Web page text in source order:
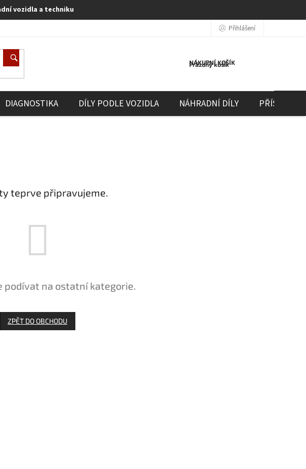
vozidla a techniku
Přihlášení
NÁKUPNÍ KOŠÍK
Prázdný košík
DIAGNOSTIKA DÍLY PODLE VOZIDLA NÁHRADNÍ DÍLY
teprve připravujeme.
podívat na ostatní kategorie.
ZPĚT DO OBCHODU